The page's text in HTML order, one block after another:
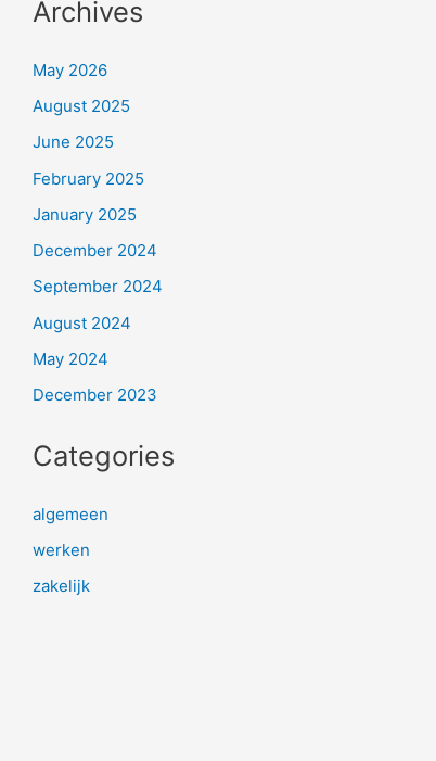
Archives
May 2026
August 2025
June 2025
February 2025
January 2025
December 2024
September 2024
August 2024
May 2024
December 2023
Categories
algemeen
werken
zakelijk